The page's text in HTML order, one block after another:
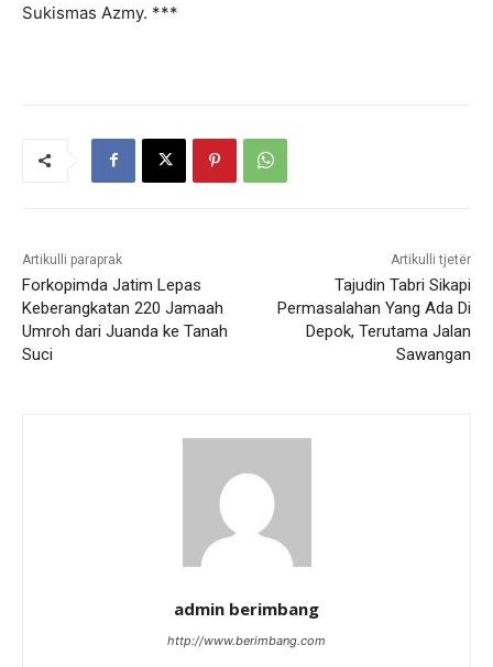
Sukismas Azmy. ***
Artikulli paraprak
Forkopimda Jatim Lepas
Keberangkatan 220 Jamaah
Umroh dari Juanda ke Tanah
Suci
Artikulli tjetër
Tajudin Tabri Sikapi
Permasalahan Yang Ada Di
Depok, Terutama Jalan
Sawangan
admin berimbang
http://www.berimbang.com